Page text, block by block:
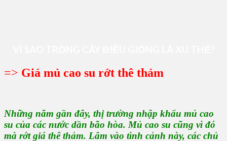
=> Giá mủ cao su rớt thê thảm
Những năm gần đây, thị trường nhập khẩu mủ cao
su của các nước dần bão hòa. Mủ cao su cũng vì đó
mà rớt giá thê thảm. Lâm vào tình cảnh này, các chủ